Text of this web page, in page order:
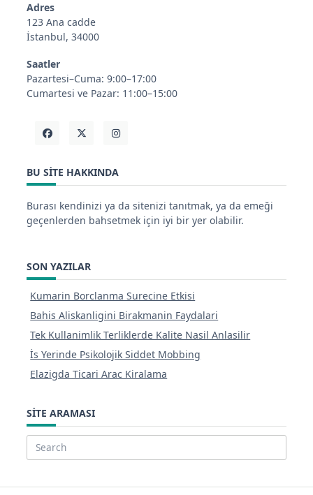
Adres
123 Ana cadde
İstanbul, 34000
Saatler
Pazartesi–Cuma: 9:00–17:00
Cumartesi ve Pazar: 11:00–15:00
BU SITE HAKKINDA
Burası kendinizi ya da sitenizi tanıtmak, ya da emeği
geçenlerden bahsetmek için iyi bir yer olabilir.
SON YAZILAR
Kumarin Borclanma Surecine Etkisi
Bahis Aliskanligini Birakmanin Faydalari
Tek Kullanimlik Terliklerde Kalite Nasil Anlasilir
İs Yerinde Psikolojik Siddet Mobbing
Elazigda Ticari Arac Kiralama
SITE ARAMASI
Search